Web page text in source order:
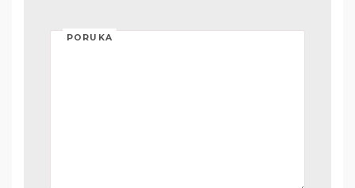
PORUKA